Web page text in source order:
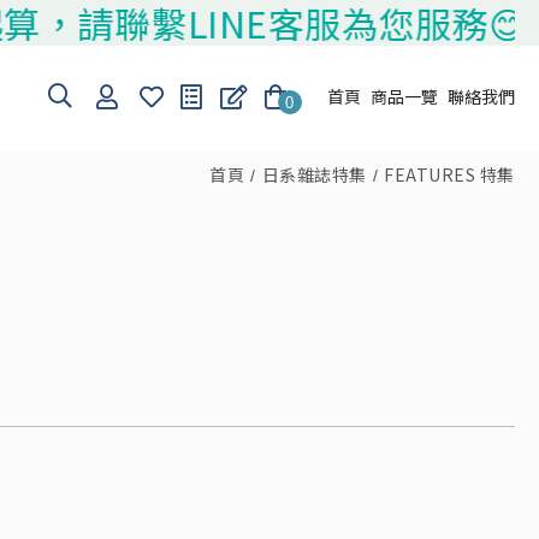
繫LINE客服為您服務😊
0 首頁 商品一覽 聯絡我們
首頁 日系雜誌特集 FEATURES 特集